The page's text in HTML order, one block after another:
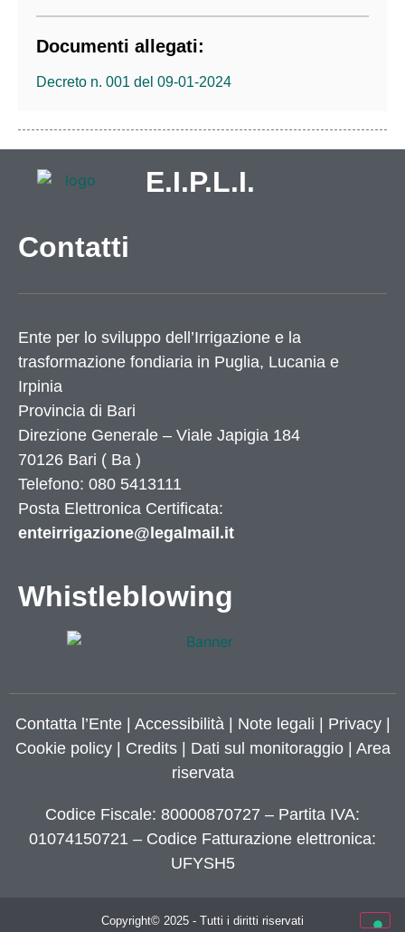
Documenti allegati:
Decreto n. 001 del 09-01-2024
E.I.P.L.I.
Contatti
Ente per lo sviluppo dell’Irrigazione e la
trasformazione fondiaria in Puglia, Lucania e
Irpinia
Provincia di Bari
Direzione Generale – Viale Japigia 184
70126 Bari ( Ba )
Telefono: 080 5413111
Posta Elettronica Certificata:
enteirrigazione@legalmail.it
Whistleblowing
Contatta l’Ente| Accessibilità | Note legali | Privacy|
Cookie policy| Credits| Dati sul monitoraggio | Area
riservata
Codice Fiscale: 80000870727 – Partita IVA:
01074150721 – Codice Fatturazione elettronica:
UFYSH5
Copyright© 2025 - Tutti i diritti riservati